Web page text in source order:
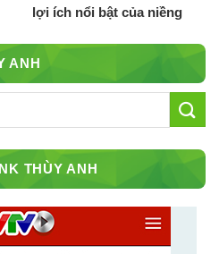
lợi ích nổi bật của niềng
ANH
THÙY ANH